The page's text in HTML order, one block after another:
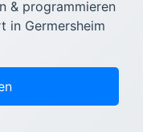
& programmieren
in Germersheim